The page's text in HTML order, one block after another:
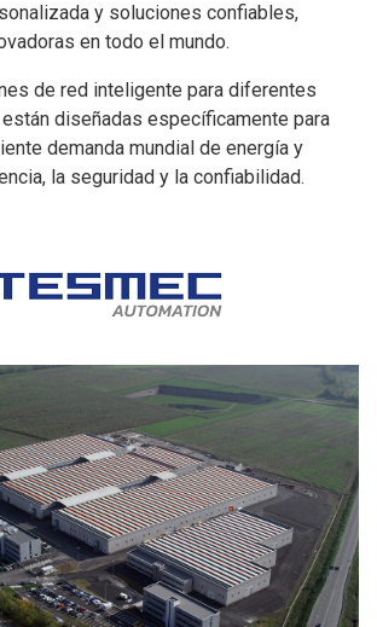
y soluciones confiables,
en todo el mundo.
de red inteligente para diferentes
diseñadas específicamente para
demanda mundial de energía y
la seguridad y la confiabilidad.